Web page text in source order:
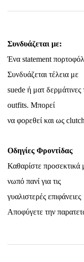
Συνδυάζεται με:
Ένα statement
Συνδυάζεται τέλεια με
suede ή ματ δερμάτινες
outfits. Μπορεί
να φορεθεί και ως
Οδηγίες Φροντίδας
Καθαρίστε προσεκτικά
νωπό πανί για τις
γυαλιστερές επιφάνειες
Αποφύγετε την